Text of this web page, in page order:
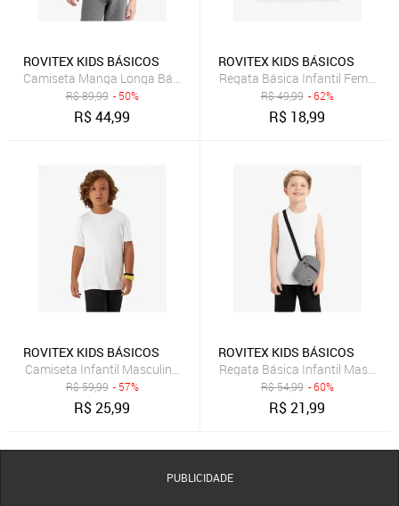
ROVITEX KIDS BÁSICOS
Camiseta Manga Longa Básica Rovitex Kids Branco
R$89,99 - 50%
R$44,99
ROVITEX KIDS BÁSICOS
Regata Básica Infantil Feminina
R$49,99 - 62%
R$ 18,99
ROVITEX KIDS BÁSICOS
Camiseta Infantil Masculina Básica Rovi Kids Branco
R$59,99 - 57%
R$25,99
ROVITEX KIDS BÁSICOS
Regata Básica Infantil
R$54,99 - 60%
R$21,99
PUBLICIDADE